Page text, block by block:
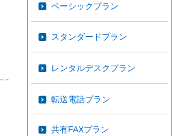
ベーシックプラン
スタンダードプラン
レンタルデスクプラン
転送電話プラン
共有FAXプラン